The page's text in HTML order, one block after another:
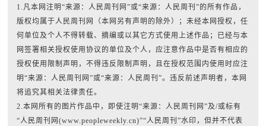
1.凡本网注明“来源：人民周刊网”或“来源：人民周刊”的所有作品，
版权均属于人民周刊网（本网另有声明的除外）；未经本网授权，任
何单位及个人不得转载、摘编或以其它方式使用上述作品；已经与本
网签署相关授权使用协议的单位及个人，应注意作品中是否有相应的
授权使用限制声明，不得违反限制声明，且在授权范围内使用时应注
明“来源：人民周刊网”或“来源：人民周刊”。违反前述声明者，本网
将追究其相关法律责任。
2.本网所有的图片作品中，即使注明“来源：人民周刊网”及/或标有
“人民周刊网(www.peopleweekly.cn)”“人民周刊”水印，但并不代表